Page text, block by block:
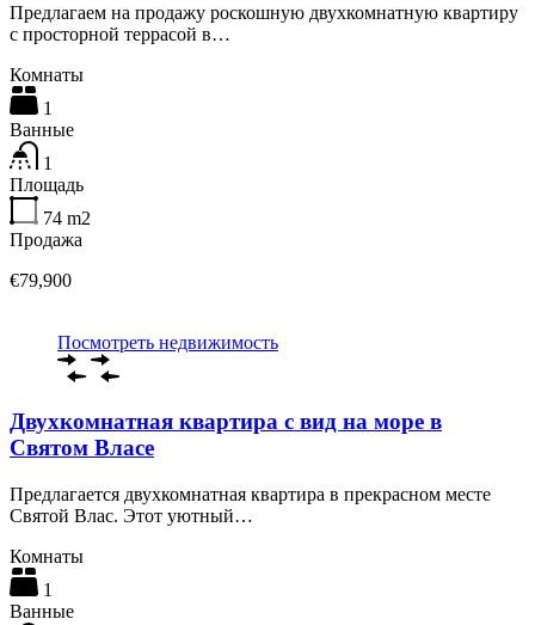
Предлагаем на продажу роскошную двухкомнатную квартиру
с просторной террасой в…
Комнаты
1
Ванные
1
Площадь
74 m2
Продажа
€79,900
Посмотреть недвижимость
Двухкомнатная квартира с вид на море в
Святом Власе
Предлагается двухкомнатная квартира в прекрасном месте
Святой Влас. Этот уютный…
Комнаты
1
Ванные